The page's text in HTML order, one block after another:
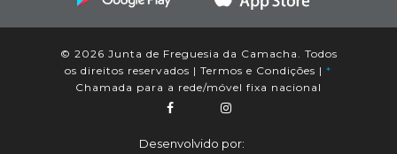
© 2026 Junta de Freguesia da Camacha. Todos
os direitos reservados | Termos e Condições | *
Chamada para a rede/móvel fixa nacional
Desenvolvido por: